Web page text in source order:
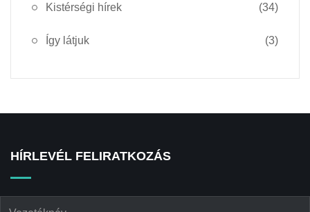
Kistérségi hírek (34)
Így látjuk (3)
HÍRLEVÉL FELIRATKOZÁS